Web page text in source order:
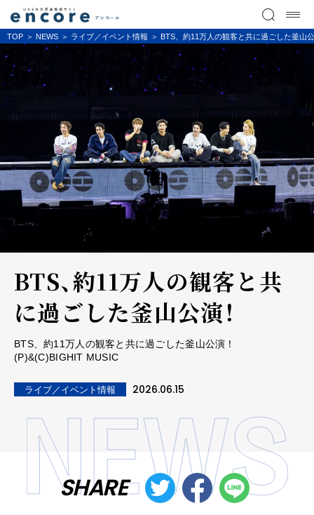
TOP NEWS ライブ／イベント情報 BTS、約11万人の観客と共に過ごした釜山
BTS、約11万人の観客と共
に過ごした釜山公演！
BTS、約11万人の観客と共に過ごした釜山公演！
(P)&(C)BIGHIT MUSIC
ライブ／イベント情報 2026.06.15
SHARE